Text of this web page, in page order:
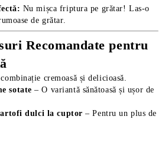
Nu mișca friptura pe grătar! Las-o
de grătar.
Recomandate pentru
cremoasă și delicioasă.
sotate – O variantă sănătoasă și ușor de
dulci la cuptor – Pentru un plus de